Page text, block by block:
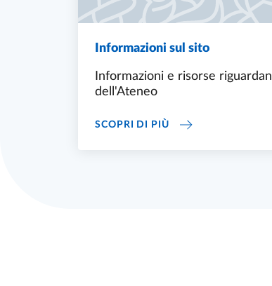
Informazioni sul sito
Informazioni e risorse
dell'Ateneo
SCOPRI DI PIÙINFORMAZIONI SUL